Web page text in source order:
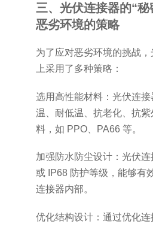
三、光伏连接器的“
恶劣环境的策略
为了应对恶劣环境的挑战
上采用了多种策略：
选用高性能材料：光伏连
温、耐低温、抗老化、抗
料，如 PPO、PA66 等。
加强防水防尘设计：光伏
或 IP68 防护等级，能够有
连接器内部。
优化结构设计：通过优化连